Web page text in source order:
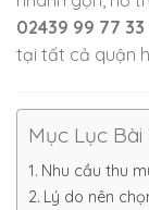
02439 99 77 33
tại tất cả quận
Mục Lục Bài
Nhu cầu thu
Lý do nên